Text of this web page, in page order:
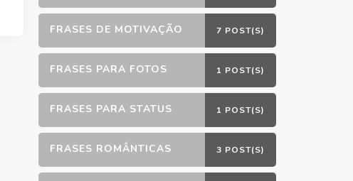
FRASES DE MOTIVAÇÃO 7 POST(S)
FRASES PARA FOTOS 1 POST(S)
FRASES PARA STATUS 1 POST(S)
FRASES ROMÂNTICAS 3 POST(S)